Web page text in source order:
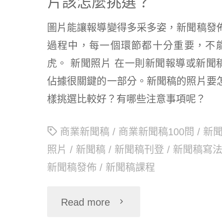
圖片能讓報導變得多采多姿，新聞稿發
過程中，每一個環節都十分重要，不
虎。 新聞照片 在一則新聞報導或新聞
佔據很關鍵的一部分。新聞稿的照片要
樣挑選比較好？有哪些注意事項呢？
商業新聞稿 / 商業新聞稿100問 / 新聞
照片 / 新聞稿 / 新聞稿刊登 / 新聞稿寫法
新聞稿發佈 / 新聞稿課程
Read more